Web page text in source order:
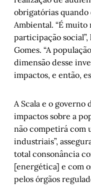
obrigatórias
Ambiental. “É
participação
Gomes. “A
dimensão desse
impactos, e então,
A Scala e o governo
impactos sobre a
não competirá com
industriais”,
total consonância
[energética] e com
pelos órgãos